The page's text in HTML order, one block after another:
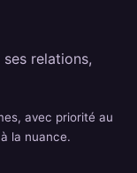
relations,
avec priorité au
la nuance.